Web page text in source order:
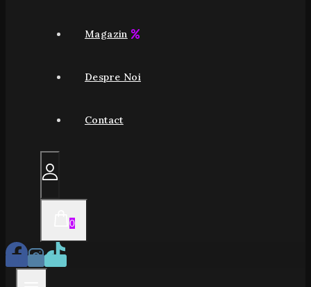
Magazin
Despre Noi
Contact
0